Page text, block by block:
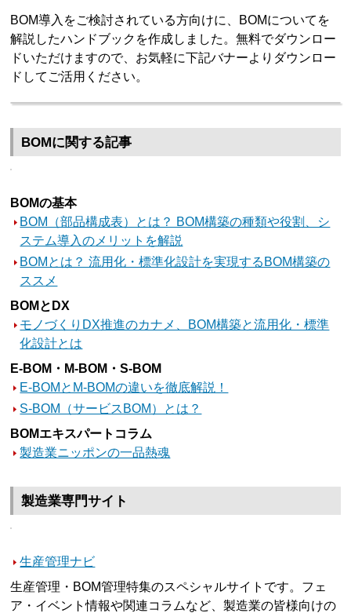
BOM導入をご検討されている方向けに、BOMについてを
解説したハンドブックを作成しました。無料でダウンロー
ドいただけますので、お気軽に下記バナーよりダウンロー
ドしてご活用ください。
BOMに関する記事
BOMの基本
BOM（部品構成表）とは？ BOM構築の種類や役割、シ
ステム導入のメリットを解説
BOMとは？ 流用化・標準化設計を実現するBOM構築の
ススメ
BOMとDX
モノづくりDX推進のカナメ、BOM構築と流用化・標準
化設計とは
E-BOM・M-BOM・S-BOM
E-BOMとM-BOMの違いを徹底解説！
S-BOM（サービスBOM）とは？
BOMエキスパートコラム
製造業ニッポンの一品熱魂
製造業専門サイト
生産管理ナビ
生産管理・BOM管理特集のスペシャルサイトです。フェ
ア・イベント情報や関連コラムなど、製造業の皆様向けの